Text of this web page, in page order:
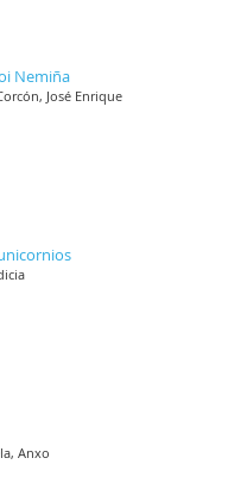
Nemiña
José Enrique
Anxo